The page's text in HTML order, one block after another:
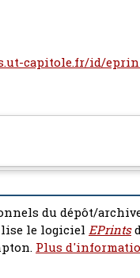
capitole.fr/id/
du dépôt/
le logiciel EPrints
Plus